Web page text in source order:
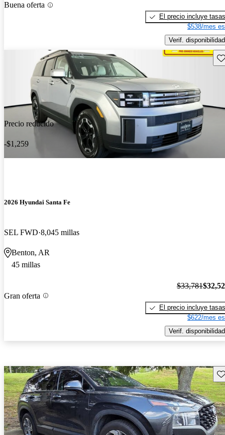
Buena oferta
El precio incluye tasas
$538/mes
Verif. disponibilidad
Precio reducido
-$1,259
2026 Hyundai Santa Fe
SEL FWD 8,045 millas
Benton, AR
45 millas
Gran oferta
$33,781
El precio incluye tasas
$622/mes
Verif. disponibilidad